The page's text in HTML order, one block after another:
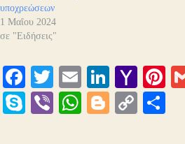
υποχρεώσεων
1 Μαΐου 2024
σε "Ειδήσεις"
Fa
ce
bo
T
wi
tte
E
m
ail
Li
nk
ed
Y
ah
oo
Pi
S
Vi
W
Bl
C